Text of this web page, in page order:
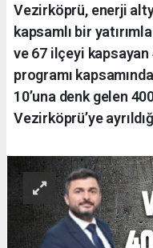
Vezirköprü, enerji
kapsamlı bir
ve 67 ilçeyi kapsayan
programı
10’una denk gelen
Vezirköprü’ye